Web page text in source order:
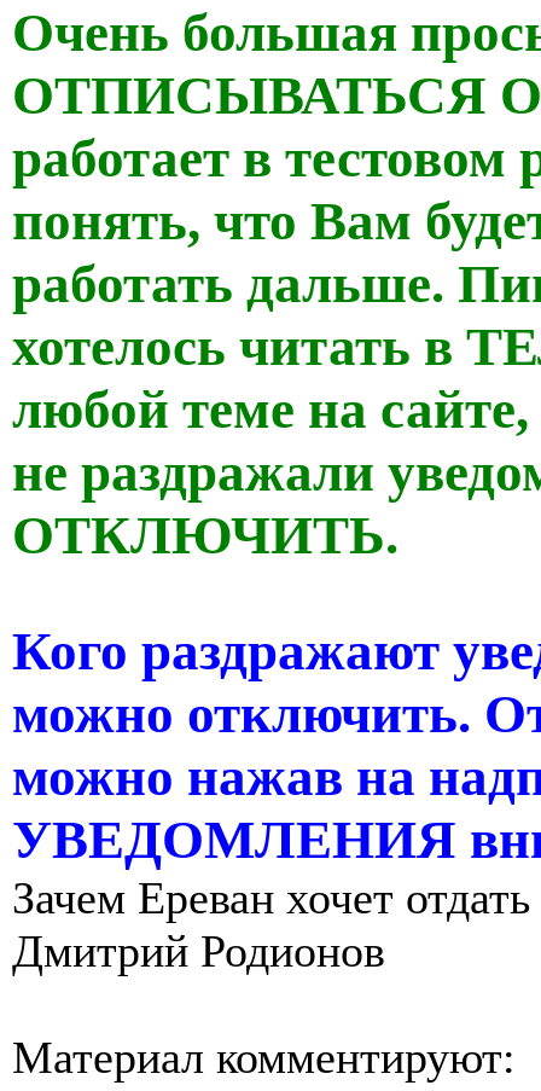
Очень большая
ОТПИСЫВАТЬСЯ
работает в
понять, что Вам
работать дальше.
хотелось читать в
любой теме на
не раздражали
ОТКЛЮЧИТЬ.
Кого раздражают
можно отключить.
можно нажав на
УВЕДОМЛЕНИЯ
Зачем Ереван хочет
Дмитрий Родионов
Материал комментируют: